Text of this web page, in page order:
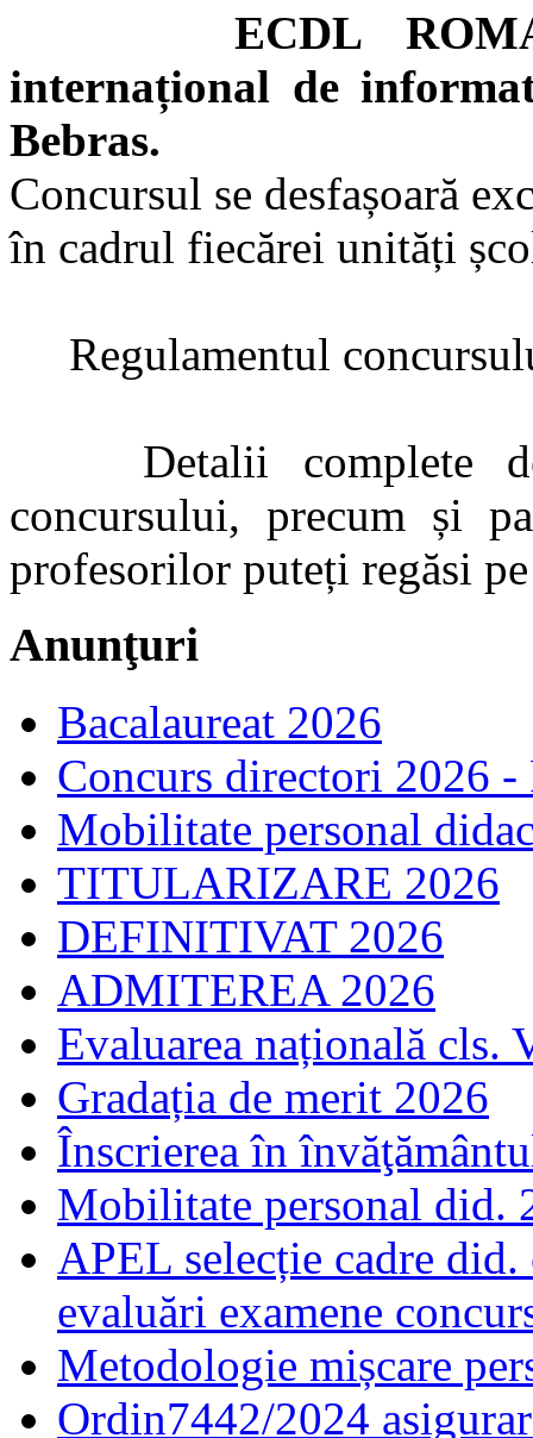
ECDL
internațional de
Bebras.
Concursul se desfașoară
în cadrul fiecărei unități
Regulamentul
Detalii complete
concursului, precum și
profesorilor puteți regăsi
Anunţuri
Bacalaureat 2026
Concurs directori 2026 -
Mobilitate personal
TITULARIZARE 2026
DEFINITIVAT 2026
ADMITEREA 2026
Evaluarea națională cls.
Gradația de merit 2026
Înscrierea în
Mobilitate personal did.
APEL selecție cadre
evaluări examene
Metodologie mișcare
Ordin7442/2024